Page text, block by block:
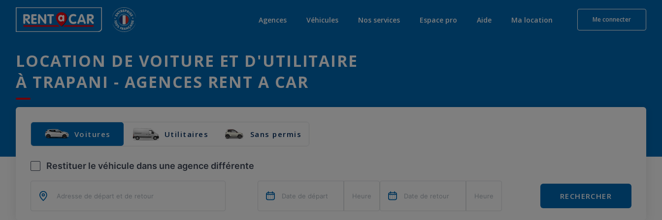
Agences Véhicules Nos services Espace pro Aide Ma location Me connecter
LOCATION DE VOITURE ET D'UTILITAIRE
À TRAPANI - AGENCES RENT A CAR
Voitures Utilitaires Sans permis
Restituer le véhicule dans une agence différente
RECHERCHER